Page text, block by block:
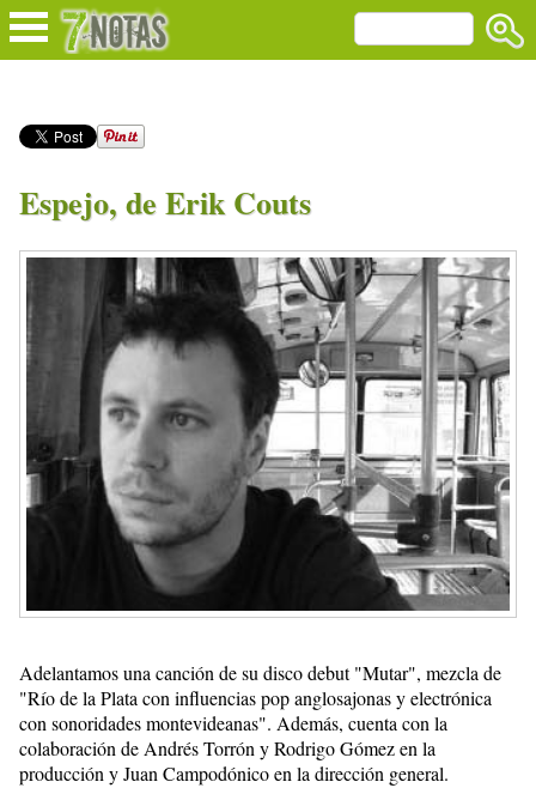
Espejo, de Erik Couts
Adelantamos una canción de su disco debut "Mutar", mezcla de
"Río de la Plata con influencias pop anglosajonas y electrónica
con sonoridades montevideanas". Además, cuenta con la
colaboración de Andrés Torrón y Rodrigo Gómez en la
producción y Juan Campodónico en la dirección general.